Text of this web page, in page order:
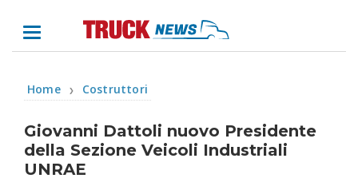
Home ❯ Costruttori
Giovanni Dattoli nuovo Presidente
della Sezione Veicoli Industriali
UNRAE